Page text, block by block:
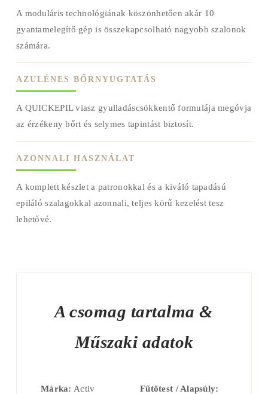
A moduláris technológiának köszönhetően akár 10
gyantamelegítő gép is összekapcsolható nagyobb szalonok
számára.
AZULÉNES BŐRNYUGTATÁS
A QUICKEPIL viasz gyulladáscsökkentő formulája megóvja
az érzékeny bőrt és selymes tapintást biztosít.
AZONNALI HASZNÁLAT
A komplett készlet a patronokkal és a kiváló tapadású
epiláló szalagokkal azonnali, teljes körű kezelést tesz
lehetővé.
A csomag tartalma &
Műszaki adatok
Márka: Activ
Fűtőtest / Alapsúly: